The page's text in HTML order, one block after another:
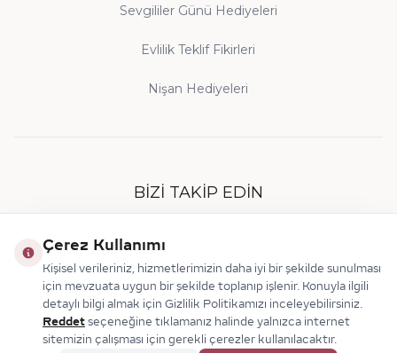
Sevgililer Günü Hediyeleri
Evlilik Teklif Fikirleri
Nişan Hediyeleri
© 2026 Makdis Pırlanta
BIZI TAKIP EDIN
Çerez Kullanımı
Kişisel verileriniz, hizmetlerimizin daha iyi bir şekilde sunulması
için mevzuata uygun bir şekilde toplanıp işlenir. Konuyla ilgili
detaylı bilgi almak için Gizlilik Politikamızı inceleyebilirsiniz.
Reddet seçeneğine tıklamanız halinde yalnızca internet
sitemizin çalışması için gerekli çerezler kullanılacaktır.